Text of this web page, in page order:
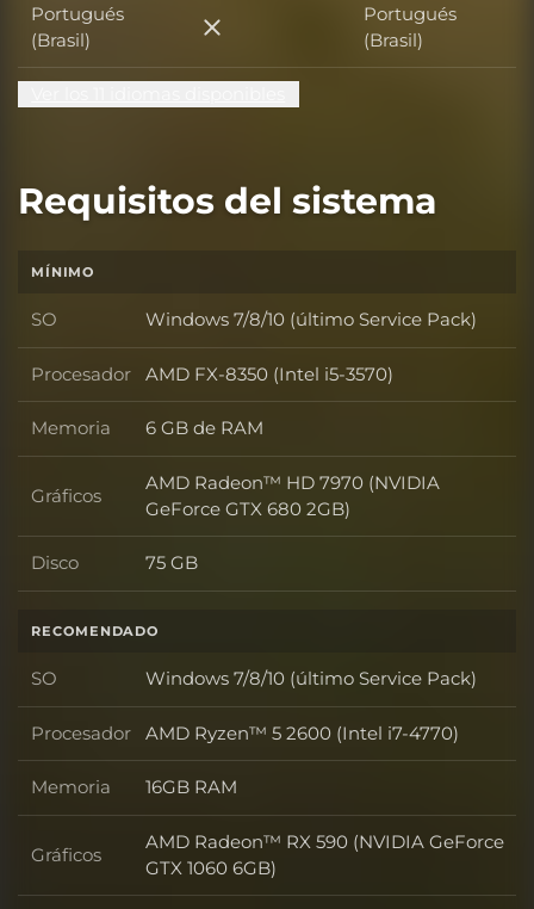
Portugués
(Brasil)
Portugués (Brasil)
Portugués
(Brasil)
Requisitos del sistema
MÍNIMO
SO SO
Windows 7/8/10 (último Service Pack)
Procesador Procesador
AMD FX-8350 (Intel i5-3570)
Memoria Memoria
6 GB de RAM
Gráficos Gráficos
AMD Radeon™ HD 7970 (NVIDIA
GeForce GTX 680 2GB)
Disco Disco
75 GB
RECOMENDADO
SO SO
Windows 7/8/10 (último Service Pack)
Procesador Procesador
AMD Ryzen™ 5 2600 (Intel i7-4770)
Memoria Memoria
16GB RAM
Gráficos Gráficos
AMD Radeon™ RX 590 (NVIDIA GeForce
GTX 1060 6GB)